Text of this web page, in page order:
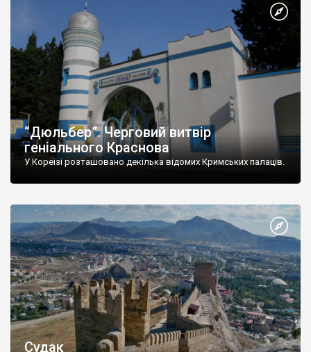
“Дюльбер”. Черговий витвір
геніального Краснова
У Кореїзі розташовано декілька відомих Кримських палаців.
Судак